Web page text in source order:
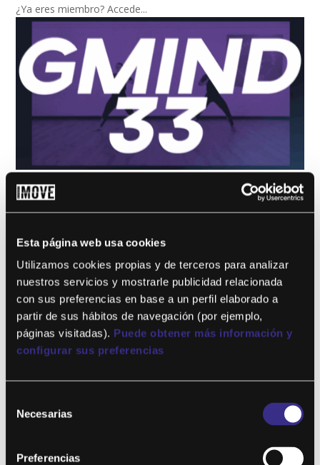
Esta página web usa cookies
Utilizamos cookies propias y de terceros para analizar
nuestros servicios y mostrarle publicidad relacionada
con sus preferencias en base a un perfil elaborado a
partir de sus hábitos de navegación (por ejemplo,
páginas visitadas). Puede obtener más información y
configurar sus preferencias
Necesarias
Preferencias
¿Ya eres miembro? Accede...
porEduardo Illescas|Dic 15, 2025
Este contenido es para !! niveles !! solo miembros.Únete ahora
¿Ya eres miembro? Accede...